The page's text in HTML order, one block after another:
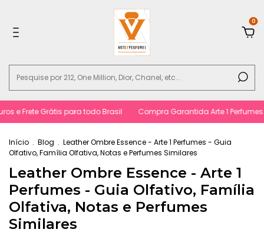
0
e Frete Grátis para todo Brasil Compra Garantida Arte 1
Início . Blog . Leather Ombre Essence - Arte 1 Perfumes - Guia
Olfativo, Família Olfativa, Notas e Perfumes Similares
Leather Ombre Essence - Arte 1
Perfumes - Guia Olfativo, Família
Olfativa, Notas e Perfumes
Similares